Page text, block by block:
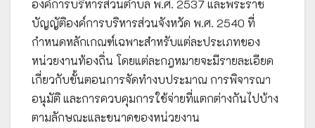
องค์การบริหารส่วนตำบล พ.ศ. 2537 และพระราช
บัญญัติองค์การบริหารส่วนจังหวัด พ.ศ. 2540 ที่
กำหนดหลักเกณฑ์เฉพาะสำหรับแต่ละประเภทของ
หน่วยงานท้องถิ่น โดยแต่ละกฎหมายจะมีรายละเอียด
เกี่ยวกับขั้นตอนการจัดทำงบประมาณ การพิจารณา
อนุมัติ และการควบคุมการใช้จ่ายที่แตกต่างกันไปบ้าง
ตามลักษณะและขนาดของหน่วยงาน